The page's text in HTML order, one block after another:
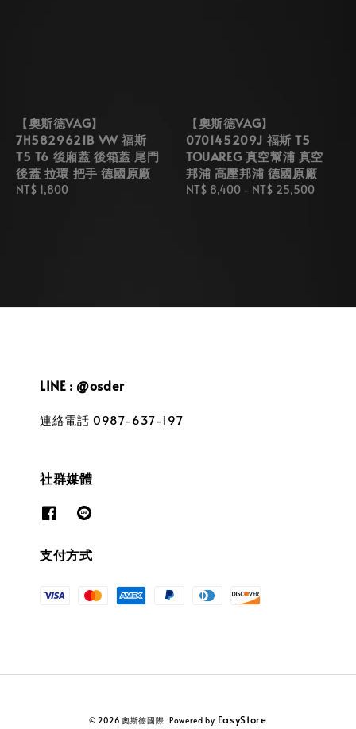
【奧斯德VAG】
7H5829621B VW 福斯
T5 T6 後廂蓋 後箱蓋 尾門
後蓋 拉環 把手 德國原廠
Regular
NT$ 1,800
【奧斯德VAG】
070145209J 福斯 T5
TOUAREG 真空幫浦 真空
邦浦 高壓邦浦 德國原廠
Regular
NT$ 8,400 - NT$ 25,500
LINE : @osder
連絡電話 0987-637-197
社群媒體
支付方式
© 2026 奧斯德國際. Powered by EasyStore